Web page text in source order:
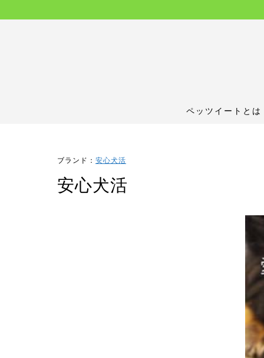
ペッツイートとは
ブランド： 安心犬活
安心犬活